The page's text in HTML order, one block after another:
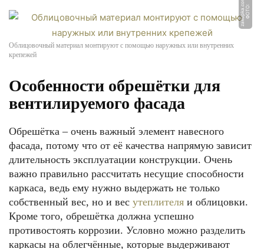
Ф
О
Т
О:
z
a
k
u
p
k
a.
c
o
m
Облицовочный материал монтируют с помощью наружных или внутренних
крепежей
Особенности обрешётки для
вентилируемого фасада
Обрешётка – очень важный элемент навесного
фасада, потому что от её качества напрямую зависит
длительность эксплуатации конструкции. Очень
важно правильно рассчитать несущие способности
каркаса, ведь ему нужно выдержать не только
собственный вес, но и вес утеплителя и облицовки.
Кроме того, обрешётка должна успешно
противостоять коррозии. Условно можно разделить
каркасы на облегчённые, которые выдерживают